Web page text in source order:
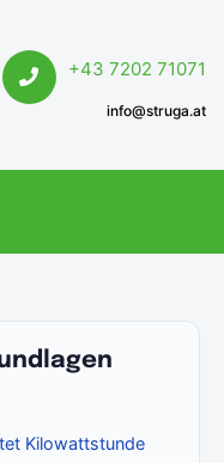
+43 7202 71071
info@struga.at
Kilowattstunde